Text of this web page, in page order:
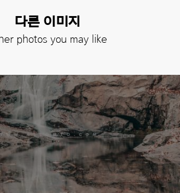
다른 이미지
photos you may like